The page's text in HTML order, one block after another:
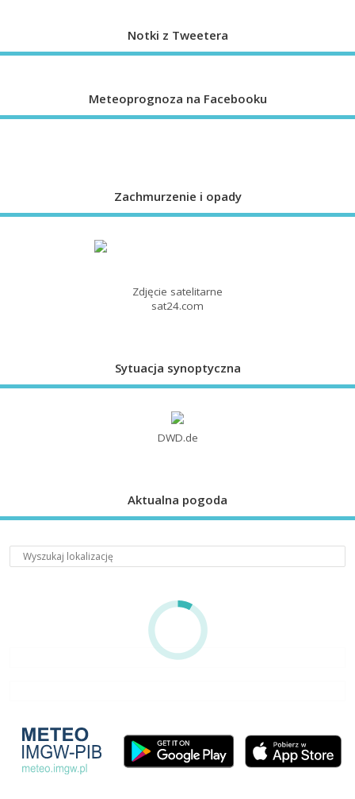
Notki z Tweetera
Meteoprognoza na Facebooku
Zachmurzenie i opady
Zdjęcie satelitarne
sat24.com
Sytuacja synoptyczna
DWD.de
Aktualna pogoda